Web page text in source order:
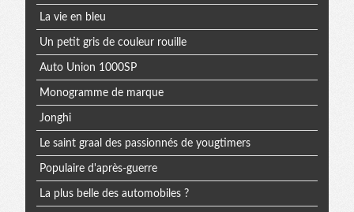
La vie en bleu
Un petit gris de couleur rouille
Auto Union 1000SP
Monogramme de marque
Jonghi
Le saint graal des passionnés de yougtimers
Populaire d'après-guerre
La plus belle des automobiles ?